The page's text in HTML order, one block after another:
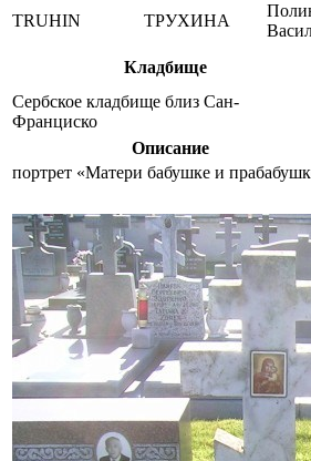
TRUHIN
ТРУХИНА
Кладбище
Сербское кладбище близ Сан-
Франциско
Описание
портрет «Матери бабушке и